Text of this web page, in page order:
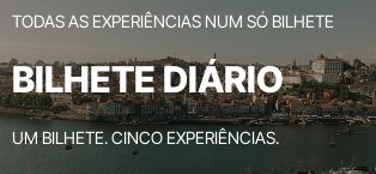
TODAS AS EXPERIÊNCIAS NUM SÓ BILHETE
BILHETE DIÁRIO
UM BILHETE. CINCO EXPERIÊNCIAS.